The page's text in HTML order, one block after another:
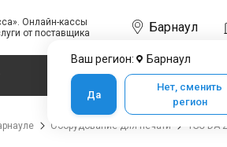
Онлайн-кассы
от поставщика
Барнаул
Ваш регион: Барнаул
Да
Нет, сменить
регион
Услуги
Оборудование для печати TSC DA-